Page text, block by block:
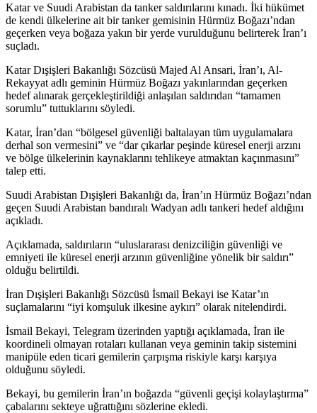
Katar ve Suudi Arabistan da tanker saldırılarını kınadı. İki hükümet
de kendi ülkelerine ait bir tanker gemisinin Hürmüz Boğazı’ndan
geçerken veya boğaza yakın bir yerde vurulduğunu belirterek İran’ı
suçladı.
Katar Dışişleri Bakanlığı Sözcüsü Majed Al Ansari, İran’ı, Al-
Rekayyat adlı geminin Hürmüz Boğazı yakınlarından geçerken
hedef alınarak gerçekleştirildiği anlaşılan saldırıdan “tamamen
sorumlu” tuttuklarını söyledi.
Katar, İran’dan “bölgesel güvenliği baltalayan tüm uygulamalara
derhal son vermesini” ve “dar çıkarlar peşinde küresel enerji arzını
ve bölge ülkelerinin kaynaklarını tehlikeye atmaktan kaçınmasını”
talep etti.
Suudi Arabistan Dışişleri Bakanlığı da, İran’ın Hürmüz Boğazı’ndan
geçen Suudi Arabistan bandıralı Wadyan adlı tankeri hedef aldığını
açıkladı.
Açıklamada, saldırıların “uluslararası denizciliğin güvenliği ve
emniyeti ile küresel enerji arzının güvenliğine yönelik bir saldırı”
olduğu belirtildi.
İran Dışişleri Bakanlığı Sözcüsü İsmail Bekayi ise Katar’ın
suçlamalarını “iyi komşuluk ilkesine aykırı” olarak nitelendirdi.
İsmail Bekayi, Telegram üzerinden yaptığı açıklamada, İran ile
koordineli olmayan rotaları kullanan veya geminin takip sistemini
manipüle eden ticari gemilerin çarpışma riskiyle karşı karşıya
olduğunu söyledi.
Bekayi, bu gemilerin İran’ın boğazda “güvenli geçişi kolaylaştırma”
çabalarını sekteye uğrattığını sözlerine ekledi.